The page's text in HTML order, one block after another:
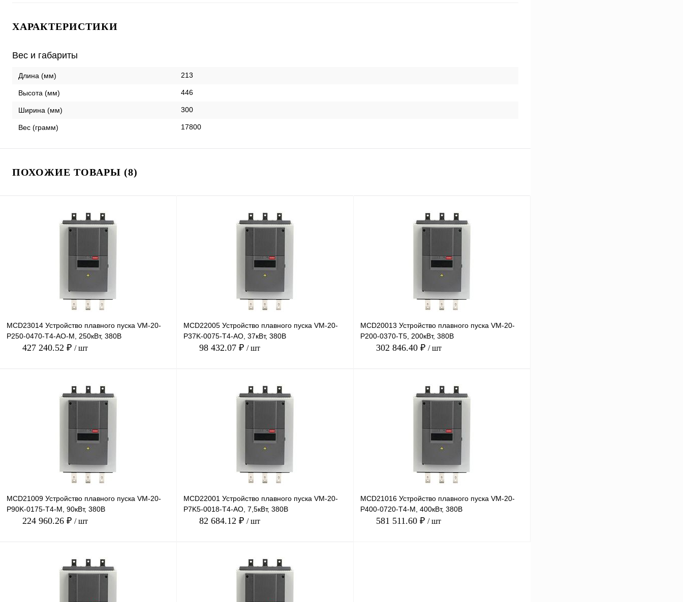
ХАРАКТЕРИСТИКИ
Вес и габариты
Длина (мм) 213
Высота (мм) 446
Ширина (мм) 300
Вес (грамм) 17800
ПОХОЖИЕ ТОВАРЫ (8)
MCD23014 Устройство плавного пуска VM-20-
P250-0470-T4-AO-M, 250кВт, 380В
427 240.52 ₽ / шт
В корзину
Под заказ
MCD22005 Устройство плавного пуска VM-20-
P37K-0075-T4-AO, 37кВт, 380В
98 432.07 ₽ / шт
В корзину
Под заказ
MCD20013 Устройство плавного пуска VM-20-
P200-0370-T5, 200кВт, 380В
302 846.40 ₽ / шт
В корзину
Под заказ
MCD21009 Устройство плавного пуска VM-20-
P90K-0175-T4-M, 90кВт, 380В
224 960.26 ₽ / шт
В корзину
MCD22001 Устройство плавного пуска VM-20-
P7K5-0018-T4-AO, 7,5кВт, 380В
82 684.12 ₽ / шт
В корзину
MCD21016 Устройство плавного пуска VM-20-
P400-0720-T4-M, 400кВт, 380В
581 511.60 ₽ / шт